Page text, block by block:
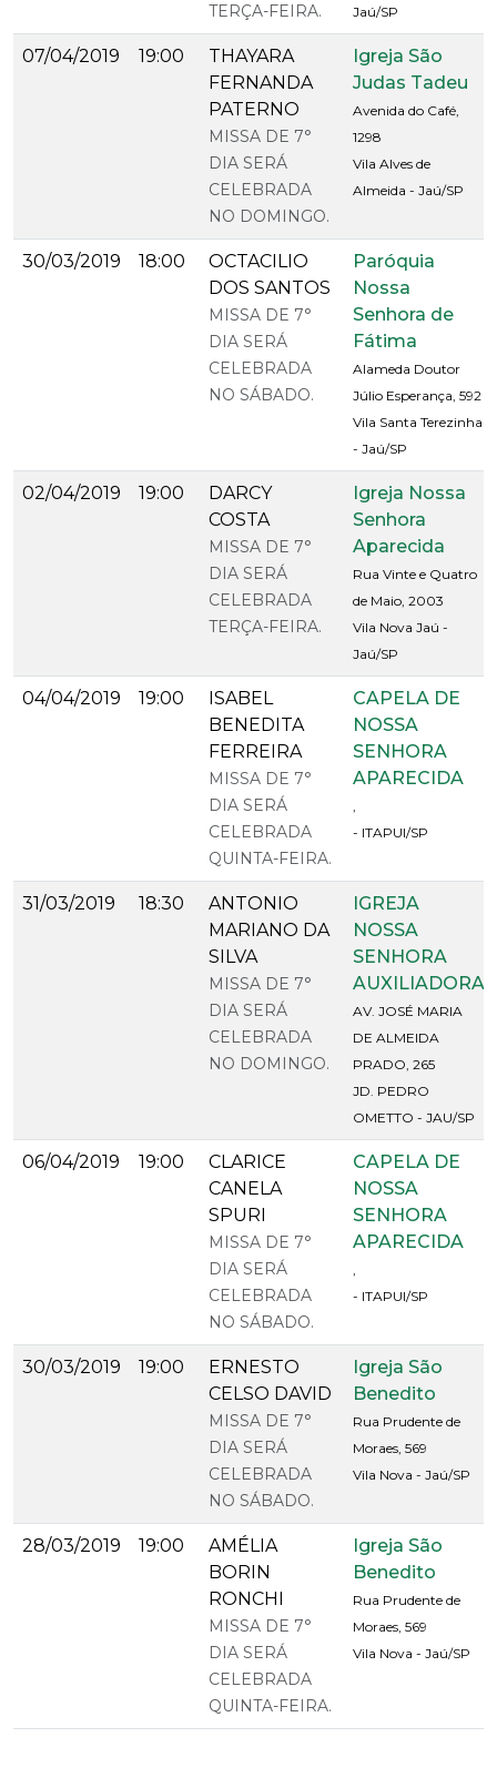
TERÇA-FEIRA.
Jaú/SP
07/04/2019 19:00
THAYARA
FERNANDA
PATERNO
MISSA DE 7°
DIA SERÁ
CELEBRADA
NO DOMINGO.
Igreja São
Judas Tadeu
Avenida do Café,
1298
Vila Alves de
Almeida - Jaú/SP
30/03/2019 18:00
OCTACILIO
DOS SANTOS
MISSA DE 7°
DIA SERÁ
CELEBRADA
NO SÁBADO.
Paróquia
Nossa
Senhora de
Fátima
Alameda Doutor
Júlio Esperança, 592
Vila Santa Terezinha
- Jaú/SP
02/04/2019 19:00
DARCY
COSTA
MISSA DE 7°
DIA SERÁ
CELEBRADA
TERÇA-FEIRA.
Igreja Nossa
Senhora
Aparecida
Rua Vinte e Quatro
de Maio, 2003
Vila Nova Jaú -
Jaú/SP
04/04/2019 19:00
ISABEL
BENEDITA
FERREIRA
MISSA DE 7°
DIA SERÁ
CELEBRADA
QUINTA-FEIRA.
CAPELA DE
NOSSA
SENHORA
APARECIDA
,
- ITAPUI/SP
31/03/2019 18:30
ANTONIO
MARIANO DA
SILVA
MISSA DE 7°
DIA SERÁ
CELEBRADA
NO DOMINGO.
IGREJA
NOSSA
SENHORA
AUXILIADORA
AV. JOSÉ MARIA
DE ALMEIDA
PRADO, 265
JD. PEDRO
OMETTO - JAU/SP
06/04/2019 19:00
CLARICE
CANELA
SPURI
MISSA DE 7°
DIA SERÁ
CELEBRADA
NO SÁBADO.
CAPELA DE
NOSSA
SENHORA
APARECIDA
,
- ITAPUI/SP
30/03/2019 19:00
ERNESTO
CELSO DAVID
MISSA DE 7°
DIA SERÁ
CELEBRADA
NO SÁBADO.
Igreja São
Benedito
Rua Prudente de
Moraes, 569
Vila Nova - Jaú/SP
28/03/2019 19:00
AMÉLIA
BORIN
RONCHI
MISSA DE 7°
DIA SERÁ
CELEBRADA
QUINTA-FEIRA.
Igreja São
Benedito
Rua Prudente de
Moraes, 569
Vila Nova - Jaú/SP